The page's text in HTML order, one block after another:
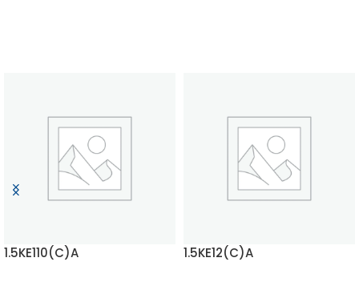
1.5KE110(C)A 1.5KE12(C)A